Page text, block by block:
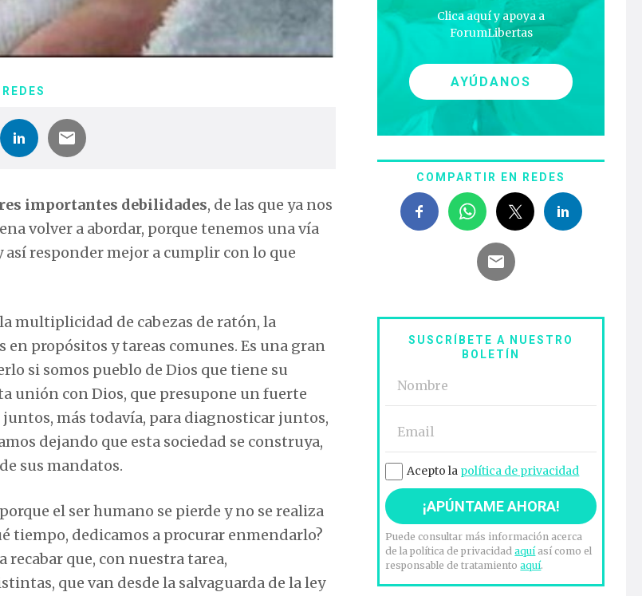
importantes debilidades, de las que ya nos
volver a abordar, porque tenemos una vía
así responder mejor a cumplir con lo que
multiplicidad de cabezas de ratón, la
propósitos y tareas comunes. Es una gran
si somos pueblo de Dios que tiene su
unión con Dios, que presupone un fuerte
más todavía, para diagnosticar juntos,
dejando que esta sociedad se construya,
sus mandatos.
el ser humano se pierde y no se realiza
tiempo, dedicamos a procurar enmendarlo?
recabar que, con nuestra tarea,
que van desde la salvaguarda de la ley
Clica aquí y apoya a
ForumLibertas
AYÚDANOS
COMPARTIR EN REDES
SUSCRÍBETE A NUESTRO
BOLETÍN
Acepto la política de privacidad
Puede consultar más información acerca
de la política de privacidadaquíasí como el
responsable de tratamientoaquí.